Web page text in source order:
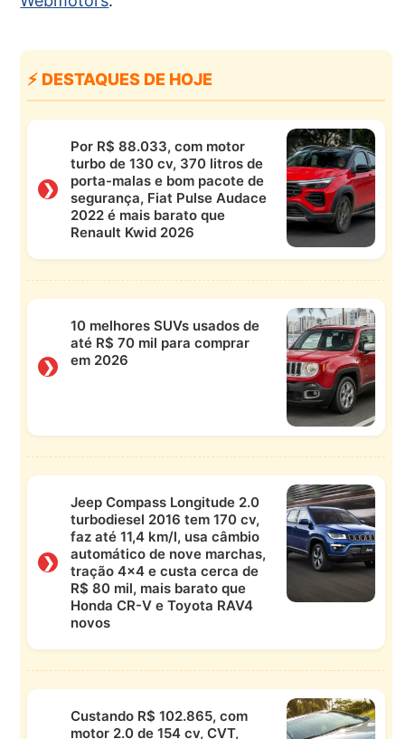
⚡ DESTAQUES DE HOJE
❯
Por R$ 88.033, com motor
turbo de 130 cv, 370 litros de
porta-malas e bom pacote de
segurança, Fiat Pulse Audace
2022 é mais barato que
Renault Kwid 2026
❯
10 melhores SUVs usados de
até R$ 70 mil para comprar
em 2026
❯
Jeep Compass Longitude 2.0
turbodiesel 2016 tem 170 cv,
faz até 11,4 km/l, usa câmbio
automático de nove marchas,
tração 4×4 e custa cerca de
R$ 80 mil, mais barato que
Honda CR-V e Toyota RAV4
novos
Custando R$ 102.865, com
motor 2.0 de 154 cv, CVT,